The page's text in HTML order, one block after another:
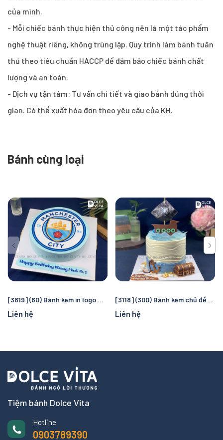
của mình.
- Mỗi chiếc bánh thực hiện thủ công nên là một tác phẩm
nghệ thuật riêng, không trùng lặp. Quy trình làm bánh tuân
thủ theo tiêu chuẩn HACCP để đảm bảo chiếc bánh chất
lượng và an toàn.
- Dịch vụ tận tâm: Tư vấn chi tiết và giao bánh đúng thời
gian. Có thể xuất hóa đơn theo yêu cầu của KH.
Bánh cùng loại
[3819] (60) Bánh kem in logo Manchester City – Quà tặng sinh nhật hoàn hảo cho fan bóng đá
Liên hệ
[3118] (300) Bánh kem chủ đề cướp biển và đại dương – Chuyến truy tìm kho báu kỳ thú cho bé
Liên hệ
Tiệm bánh Dolce Vita
Hotline
0903789390